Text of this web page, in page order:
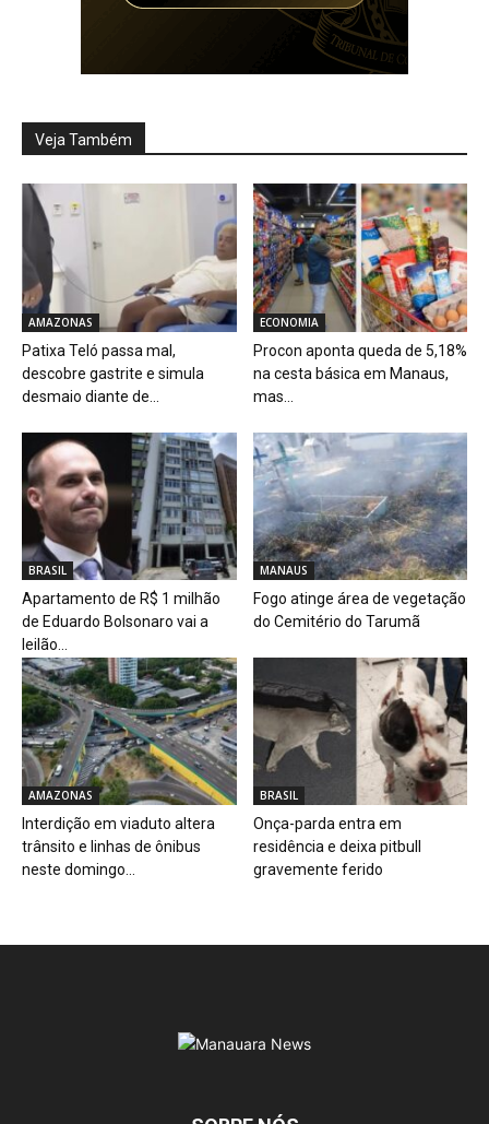
Veja Também
AMAZONAS
Patixa Teló passa mal,
descobre gastrite e simula
desmaio diante de...
ECONOMIA
Procon aponta queda de 5,18%
na cesta básica em Manaus,
mas...
BRASIL
Apartamento de R$ 1 milhão
de Eduardo Bolsonaro vai a
leilão...
MANAUS
Fogo atinge área de vegetação
do Cemitério do Tarumã
AMAZONAS
Interdição em viaduto altera
trânsito e linhas de ônibus
neste domingo...
BRASIL
Onça-parda entra em
residência e deixa pitbull
gravemente ferido